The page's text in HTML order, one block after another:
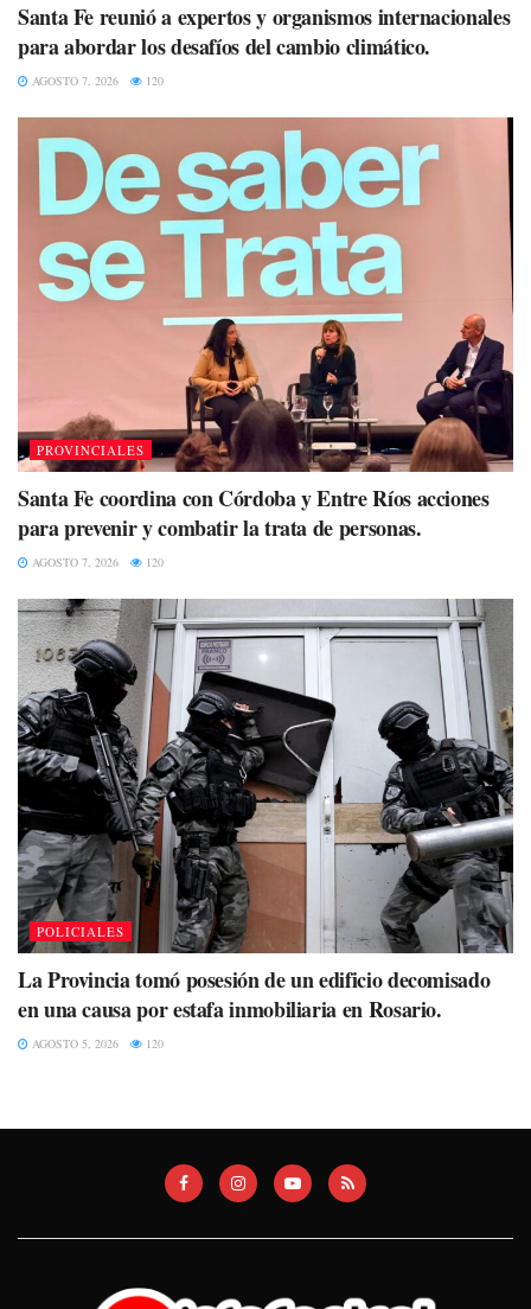
Santa Fe reunió a expertos y organismos internacionales
para abordar los desafíos del cambio climático.
AGOSTO 7, 2026 120
PROVINCIALES
Santa Fe coordina con Córdoba y Entre Ríos acciones
para prevenir y combatir la trata de personas.
AGOSTO 7, 2026 120
POLICIALES
La Provincia tomó posesión de un edificio decomisado
en una causa por estafa inmobiliaria en Rosario.
AGOSTO 5, 2026 120